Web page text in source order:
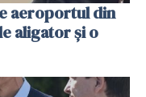
aeroportul din
aligator și o